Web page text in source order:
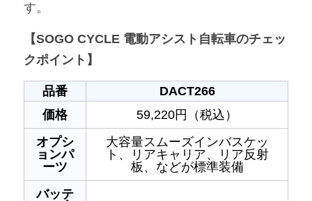
す。
【SOGO CYCLE 電動アシスト自転車のチェッ
クポイント】
品番
DACT266
価格
59,220円（税込）
オプシ
ョンパ
ーツ
大容量スムーズインバスケッ
ト、リアキャリア、リア反射
板、などが標準装備
バッテ